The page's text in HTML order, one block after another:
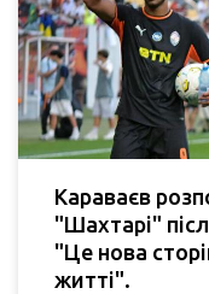
Караваєв
"Шахтарі"
"Це нова
житті".